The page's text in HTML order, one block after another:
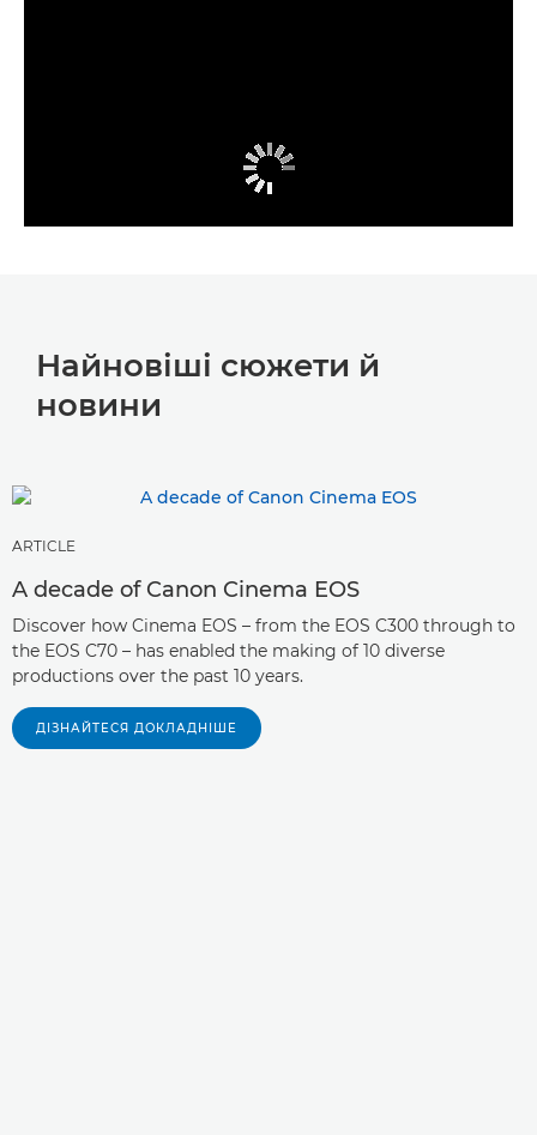
Найновіші сюжети й
новини
ARTICLE
A decade of Canon Cinema EOS
Discover how Cinema EOS – from the EOS C300 through to
the EOS C70 – has enabled the making of 10 diverse
productions over the past 10 years.
ДІЗНАЙТЕСЯ ДОКЛАДНІШЕ